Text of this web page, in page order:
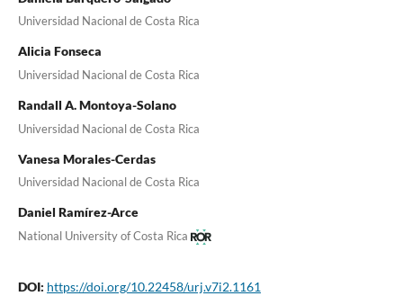
Universidad Nacional de Costa Rica
Alicia Fonseca
Universidad Nacional de Costa Rica
Randall A. Montoya-Solano
Universidad Nacional de Costa Rica
Vanesa Morales-Cerdas
Universidad Nacional de Costa Rica
Daniel Ramírez-Arce
National University of Costa Rica
DOI: https://doi.org/10.22458/urj.v7i2.1161